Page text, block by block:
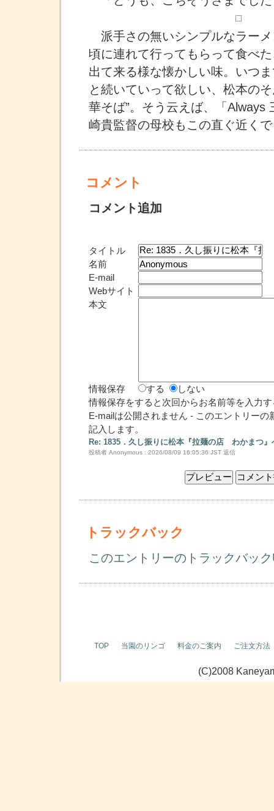
派手さの無いシンプルなラー
頃に連れて行ってもらって食べ
出て来る様な懐かしい味。いつ
と続いていって欲しい、松本の
華そば”。そう云えば、「Always
崎貴監督の母校もこの直ぐ近く
コメント
コメント追加
タイトル
名前
E-mail
Webサイト
本文
情報保存 する
しない
情報保存をすると次回からお名前等を入力
E-mailは公開されません - このエントリーの
記入します。
Re: 1835．久し振りに松本『拉麺の店 わかまつ』
投稿者 Anonymous : 2026/08/09 16:05:36 JST 返信
トラックバック
このエントリーのトラックバッ
TOP 当園のリンゴ 料金のご案内 ご注文方法
(C)2008